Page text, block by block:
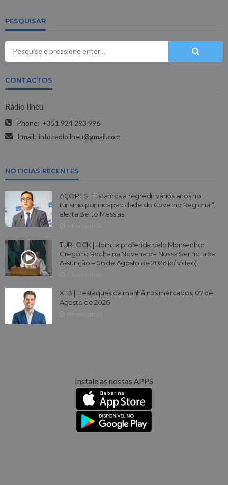
PESQUISAR
CONTACTOS
Rádio Ilhéu
Phone: +351 924 293 996
Email: info.radioilheu@gmail.com
NOTICIAS RECENTES
AÇORES | “Estamos a regredir vários anos no
turismo por incapacidade do Governo Regional”,
alerta Berto Messias
TURLOCK | Homilia proferida pelo Monsenhor
Gregório Rocha na Novena de Nossa Senhora da
Assunção – 06 de Agosto de 2026 (c/ vídeo)
XTB | Destaques da manhã nos mercados, 07 de
Agosto de 2026
Instale as nossas APPS